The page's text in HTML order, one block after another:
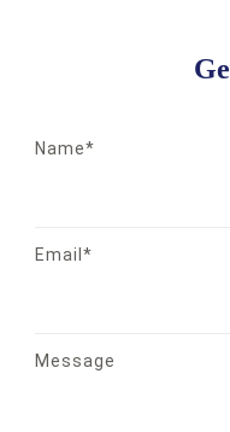
Name*
Email*
Message